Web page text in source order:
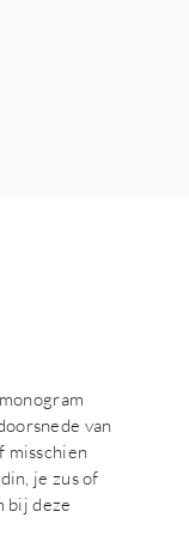
van
misschien
je zus of
bij deze